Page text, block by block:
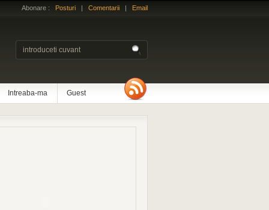
Abonare : Posturi | Comentarii | Email
Intreaba-ma Guest